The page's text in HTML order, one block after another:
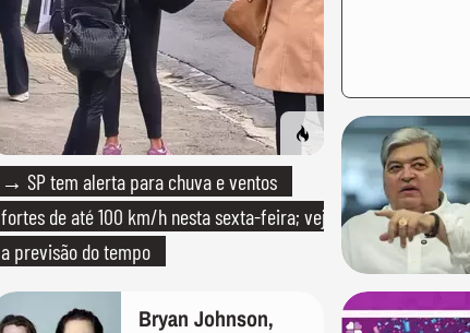
→ SP tem alerta para chuva e ventos
fortes de até 100 km/h nesta sexta-feira; veja
a previsão do tempo
Bryan Johnson,